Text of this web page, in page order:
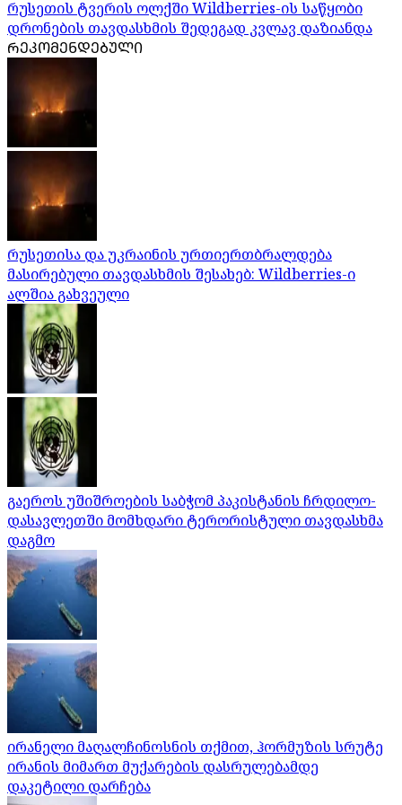
რუსეთის ტვერის ოლქში Wildberries-ის საწყობი
დრონების თავდასხმის შედეგად კვლავ დაზიანდა
ᲠᲔᲙᲝᲛᲔᲜᲓᲔᲑᲣᲚᲘ
რუსეთისა და უკრაინის ურთიერთბრალდება
მასირებული თავდასხმის შესახებ: Wildberries-ი
ალშია გახვეული
გაეროს უშიშროების საბჭომ პაკისტანის ჩრდილო-
დასავლეთში მომხდარი ტერორისტული თავდასხმა
დაგმო
ირანელი მაღალჩინოსნის თქმით, ჰორმუზის სრუტე
ირანის მიმართ მუქარების დასრულებამდე
დაკეტილი დარჩება